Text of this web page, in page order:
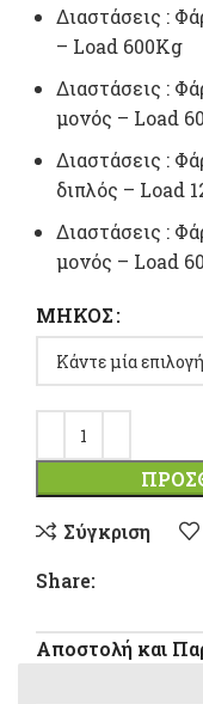
Διαστάσεις :
– Load 600Kg
Διαστάσεις :
μονός – Load
Διαστάσεις :
διπλός – Load
Διαστάσεις :
μονός – Load
ΜΉΚΟΣ
Σύγκριση
Share:
Αποστολή και